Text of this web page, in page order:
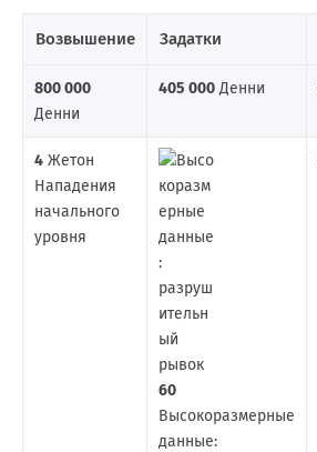
Возвышение Задатки
800 000
Денни
405 000Денни
4Жетон
Нападения
начального
уровня
60
Высокоразмерные
данные: